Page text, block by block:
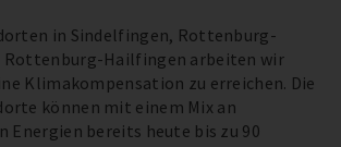
in Sindelfingen, Rottenburg-
Rottenburg-Hailfingen arbeiten wir
Klimakompensation zu erreichen. Die
können mit einem Mix an
Energien bereits heute bis zu 90